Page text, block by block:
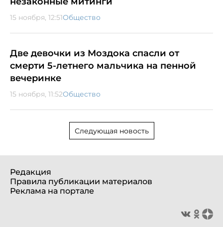
15 ноября, 12:51Общество
Две девочки из Моздока спасли от
смерти 5-летнего мальчика на пенной
вечеринке
15 ноября, 11:52Общество
Следующая новость
Редакция
Правила публикации материалов
Реклама на портале